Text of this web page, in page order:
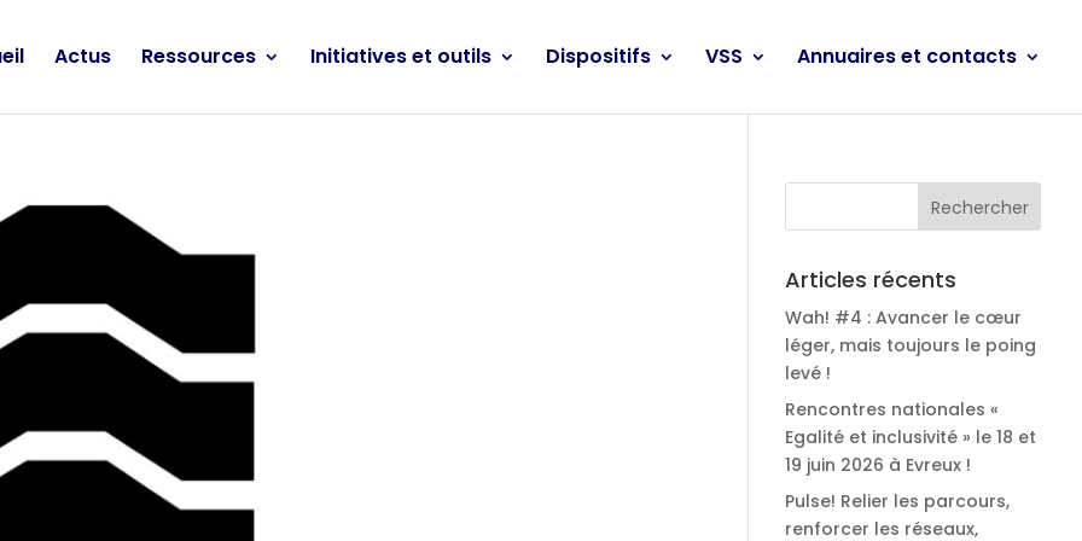
Actus Ressources Initiatives et outils Dispositifs VSS Annuaires et contacts
Articles récents
Wah! #4 : Avancer le cœur
léger, mais toujours le poing
levé !
Rencontres nationales «
Egalité et inclusivité » le 18 et
19 juin 2026 à Evreux !
Pulse! Relier les parcours,
renforcer les réseaux,